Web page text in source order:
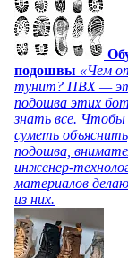
подошвы «Чем
тунит? ПВХ —
подошва этих
знать все. Чтобы
суметь
подошва,
инженер-
материалов
из них.